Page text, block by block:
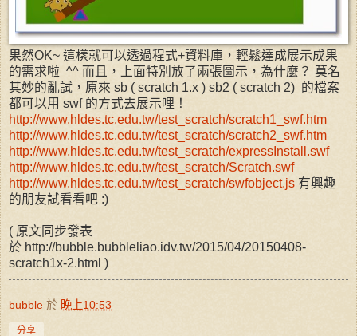
果然OK~ 這樣就可以透過程式+資料庫，輕鬆達成展示成果
的需求啦 ^^ 而且，上面特別放了兩張圖示，為什麼？ 莫名
其妙的亂試，原來 sb ( scratch 1.x ) sb2 ( scratch 2) 的檔案
都可以用 swf 的方式去展示哩！
http://www.hldes.tc.edu.tw/test_scratch/scratch1_swf.htm
http://www.hldes.tc.edu.tw/test_scratch/scratch2_swf.htm
http://www.hldes.tc.edu.tw/test_scratch/expressInstall.swf
http://www.hldes.tc.edu.tw/test_scratch/Scratch.swf
http://www.hldes.tc.edu.tw/test_scratch/swfobject.js 有興趣
的朋友試看看吧 :)
( 原文同步發表
於 http://bubble.bubbleliao.idv.tw/2015/04/20150408-
scratch1x-2.html )
bubble 於 晚上10:53
分享